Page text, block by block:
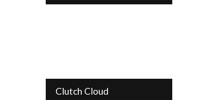
Clutch Cloud